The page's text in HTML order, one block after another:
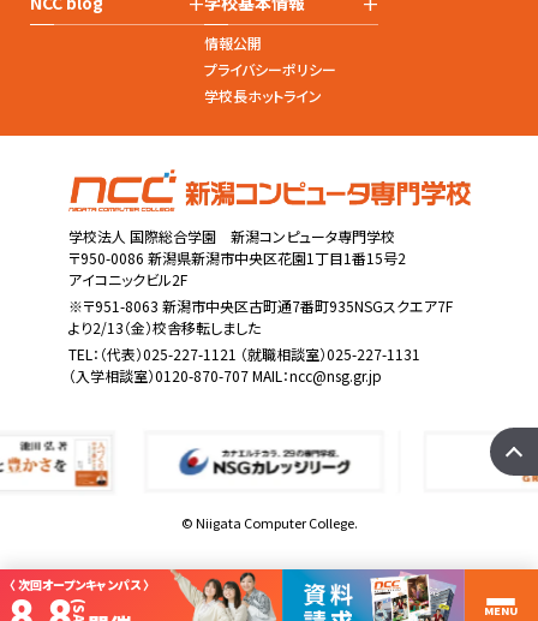
情報公開
プライバシーポリシー
学校長ホットライン
学校法人 国際総合学園 新潟コンピュータ専門学校
〒950-0086 新潟県新潟市中央区花園1丁目1番15号2
アイコニックビル2F
※〒951-8063 新潟市中央区古町通7番町935NSGスクエア7F
より2/13（金）校舎移転しました
TEL： （代表）025-227-1121 （就職相談室）025-227-1131
（入学相談室）0120-870-707 MAIL：ncc@nsg.gr.jp
© Niigata Computer College.
〈 次回オープンキャンパス 〉
MENU